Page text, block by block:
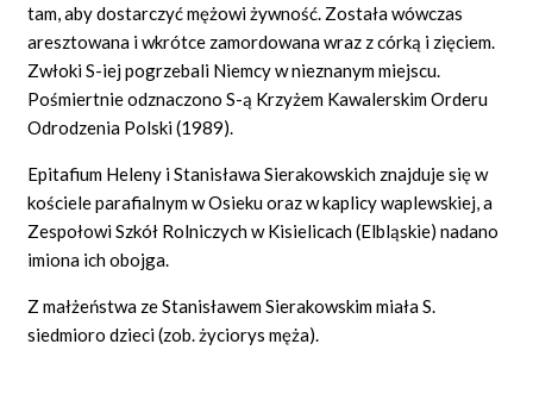
tam, aby dostarczyć mężowi żywność. Została wówczas
aresztowana i wkrótce zamordowana wraz z córką i zięciem.
Zwłoki S-iej pogrzebali Niemcy w nieznanym miejscu.
Pośmiertnie odznaczono S-ą Krzyżem Kawalerskim Orderu
Odrodzenia Polski (1989).
Epitafium Heleny i Stanisława Sierakowskich znajduje się w
kościele parafialnym w Osieku oraz w kaplicy waplewskiej, a
Zespołowi Szkół Rolniczych w Kisielicach (Elbląskie) nadano
imiona ich obojga.
Z małżeństwa ze Stanisławem Sierakowskim miała S.
siedmioro dzieci (zob. życiorys męża).